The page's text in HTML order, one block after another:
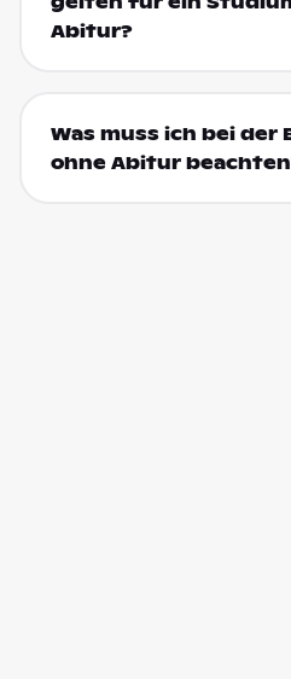
Abitur?
Was muss ich bei der
ohne Abitur